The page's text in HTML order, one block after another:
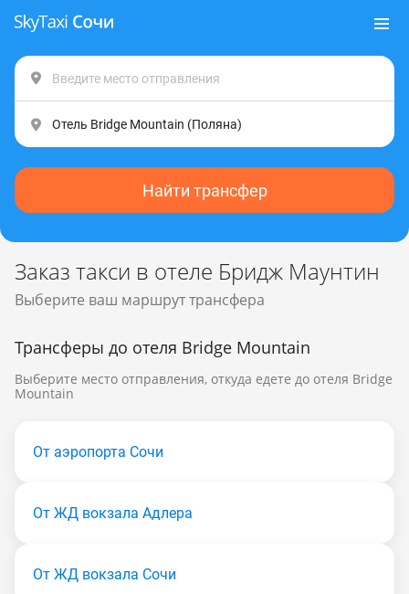
Найти трансфер
Заказ такси в отеле Бридж Маунтин
Выберите ваш маршрут трансфера
Трансферы до отеля Bridge Mountain
Выберите место отправления, откуда едете до отеля Bridge
Mountain
От аэропорта Сочи
От ЖД вокзала Адлера
От ЖД вокзала Сочи